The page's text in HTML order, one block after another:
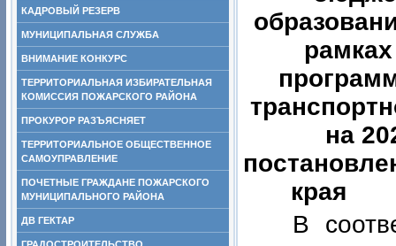
КАДРОВЫЙ РЕЗЕРВ
МУНИЦИПАЛЬНАЯ СЛУЖБА
ВНИМАНИЕ КОНКУРС
ТЕРРИТОРИАЛЬНАЯ ИЗБИРАТЕЛЬНАЯ
КОМИССИЯ ПОЖАРСКОГО РАЙОНА
ПРОКУРОР РАЗЪЯСНЯЕТ
ТЕРРИТОРИАЛЬНОЕ ОБЩЕСТВЕННОЕ
САМОУПРАВЛЕНИЕ
ПОЧЕТНЫЕ ГРАЖДАНЕ ПОЖАРСКОГО
МУНИЦИПАЛЬНОГО РАЙОНА
ДВ ГЕКТАР
на
края
В